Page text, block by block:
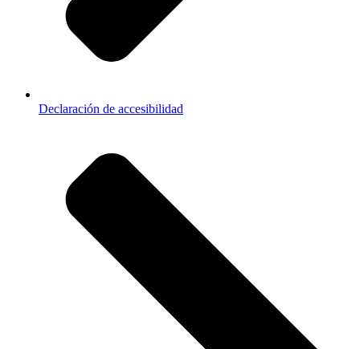
Declaración de accesibilidad